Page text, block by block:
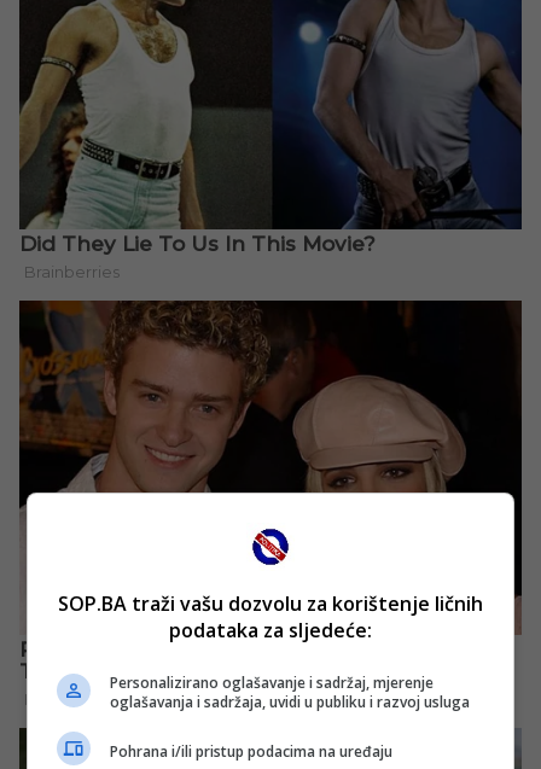
SOP.BA traži vašu dozvolu za korištenje ličnih
podataka za sljedeće:
Personalizirano oglašavanje i sadržaj, mjerenje
oglašavanja i sadržaja, uvidi u publiku i razvoj usluga
Pohrana i/ili pristup podacima na uređaju